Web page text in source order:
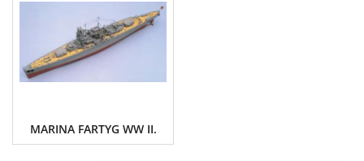
MARINA FARTYG WW II.